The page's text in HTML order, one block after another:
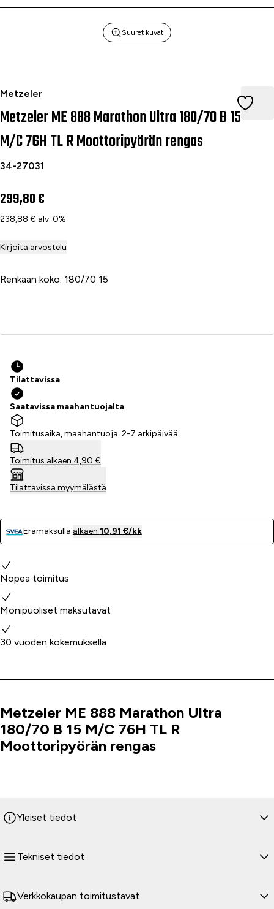
Suuret kuvat
Metzeler
Metzeler ME 888 Marathon Ultra 180/70 B 15 M/C 76H TL R
Metzeler ME 888 Marathon Ultra 180/70 B 15
M/C 76H TL R Moottoripyörän rengas
34-27031
299,80 €
238,88 € alv. 0%
Kirjoita arvostelu
Renkaan koko: 180/70 15
Tilattavissa
Saatavissa maahantuojalta
Toimitusaika, maahantuoja: 2-7 arkipäivää
Toimitus alkaen 4,90 €
Tilattavissa myymälästä
Erämaksulla alkaen 10,91 €/kk
Miksi valita meidät?
Nopea toimitus
Monipuoliset maksutavat
30 vuoden kokemuksella
Tuoteinfo
Metzeler ME 888 Marathon Ultra
180/70 B 15 M/C 76H TL R
Moottoripyörän rengas
Yleiset tiedot
Tekniset tiedot
Verkkokaupan toimitustavat